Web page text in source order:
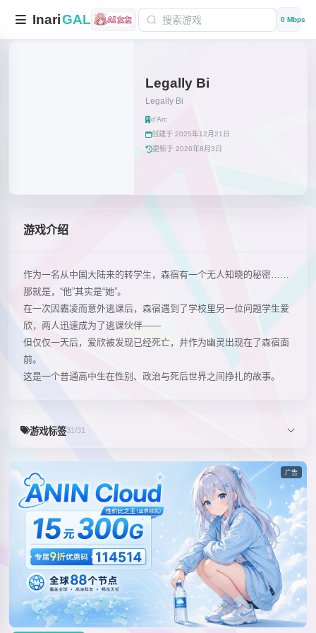
InariGAL 0 Mbps
Legally Bi
Legally Bi
d'Arc
创建于 2025年12月21日
更新于 2026年8月3日
游戏介绍
作为一名从中国大陆来的转学生，森宿有一个无人知晓的秘密……
那就是，“他”其实是“她”。
在一次因霸凌而意外逃课后，森宿遇到了学校里另一位问题学生爱
欣，两人迅速成为了逃课伙伴——
但仅仅一天后，爱欣被发现已经死亡，并作为幽灵出现在了森宿面
前。
这是一个普通高中生在性别、政治与死后世界之间挣扎的故事。
游戏标签31/31
广告